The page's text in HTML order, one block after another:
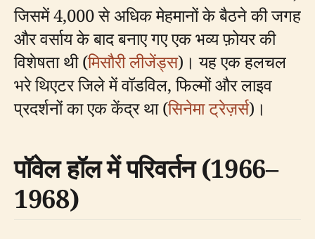
जिसमें 4,000 से अधिक मेहमानों के बैठने की जगह
और वर्साय के बाद बनाए गए एक भव्य फ़ोयर की
विशेषता थी (मिसौरी लीजेंड्स)। यह एक हलचल
भरे थिएटर जिले में वॉडविल, फिल्मों और लाइव
प्रदर्शनों का एक केंद्र था (सिनेमा ट्रेज़र्स)।
पॉवेल हॉल में परिवर्तन (1966–
1968)